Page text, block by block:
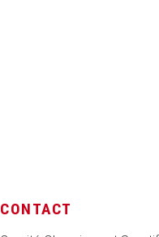
CONTACT